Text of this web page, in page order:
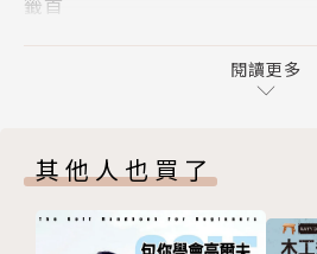
‧獨創關鍵字解籤，一冊在手，
‧詳述買房、換工作等人生重要
第二籤 甲寅 唐太宗令武媚娘
第三籤 甲辰 沈萬山妬寶與正
第五籤 甲申 龐涓害孫臏
第七籤 乙丑 昭君困冷宮遇漢
閱讀更多
其他人也買了